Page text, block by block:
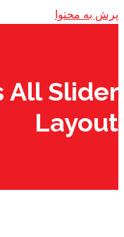
پرش به محتوا
All Slider
Layout